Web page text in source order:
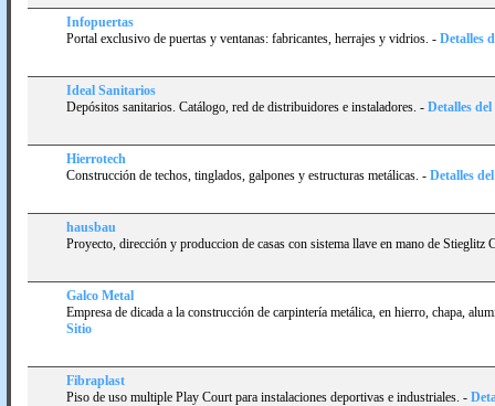
Infopuertas
Portal exclusivo de puertas y ventanas: fabricantes, herrajes y vidrios. - Detalles
Ideal Sanitarios
Depósitos sanitarios. Catálogo, red de distribuidores e instaladores. - Detalles
Hierrotech
Construcción de techos, tinglados, galpones y estructuras metálicas. - Detalles
hausbau
Proyecto, dirección y produccion de casas con sistema llave en mano de Stieglitz
Galco Metal
Empresa de dicada a la construcción de carpinterí­a metálica, en hierro, chapa,
Sitio
Fibraplast
Piso de uso multiple Play Court para instalaciones deportivas e industriales. -